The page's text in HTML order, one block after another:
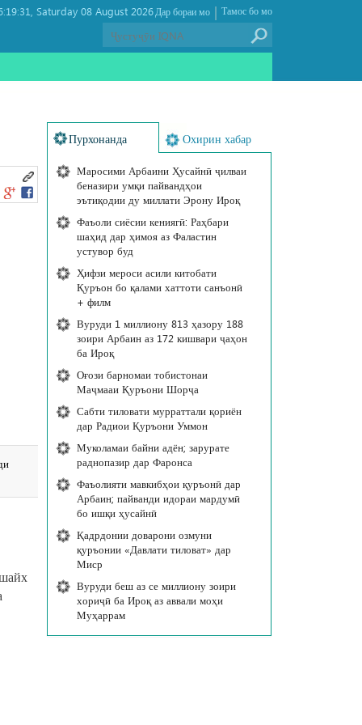
Saturday 08 August 2026 , Тамос бо мо
|
Дар бораи мо
Пурхонанда Охирин хабар
Маросими Арбаини Ҳусайнӣ ҷилваи
беназири умқи пайвандҳои
эътиқодии ду миллати Эрону Ироқ
Фаъоли сиёсии кениягӣ: Раҳбари
шаҳид дар ҳимоя аз Фаластин
устувор буд
Ҳифзи мероси асили китобати
Қуръон бо қалами хаттоти санъонӣ
+ филм
Вуруди 1 миллиону 813 ҳазору 188
зоири Арбаин аз 172 кишвари ҷаҳон
ба Ироқ
Оғози барномаи тобистонаи
Маҷмааи Қуръони Шорҷа
Сабти тиловати мурраттали қориён
дар Радиои Қуръони Уммон
Муколамаи байни адён; зарурате
раднопазир дар Фаронса
Фаъолияти мавкибҳои қуръонӣ дар
Арбаин; пайванди идораи мардумӣ
бо ишқи ҳусайнӣ
Қадрдонии доварони озмуни
қуръонии «Давлати тиловат» дар
Миср
Вуруди беш аз се миллиону зоири
хориҷӣ ба Ироқ аз аввали моҳи
Муҳаррам